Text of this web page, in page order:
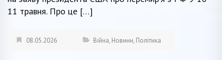
11 травня. Про це […]
08.05.2026 Війна, Новини, Політика